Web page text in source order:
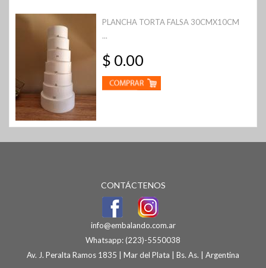
PLANCHA TORTA FALSA 30CMX10CM
...
$ 0.00
CONTÁCTENOS
info@embalando.com.ar
Whatsapp:(223)-5550038
Av. J. Peralta Ramos 1835 | Mar del Plata | Bs. As. | Argentina